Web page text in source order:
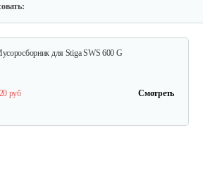
для Stiga SWS 600 G
руб Смотреть